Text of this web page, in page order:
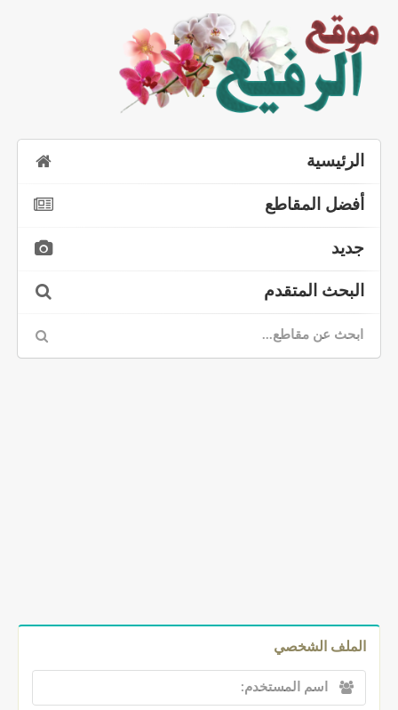
الرئيسية
أفضل المقاطع
جديد
البحث المتقدم
الملف الشخصي